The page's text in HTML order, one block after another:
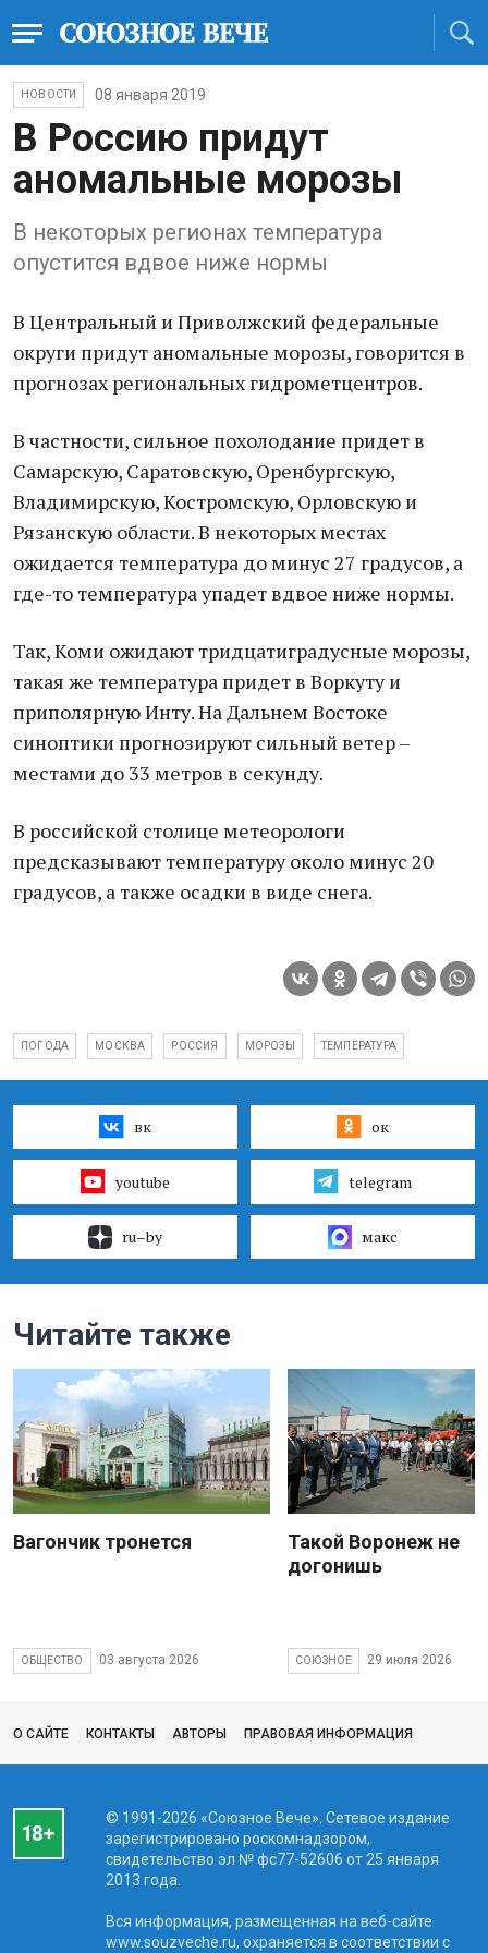
НОВОСТИ 08 января 2019
В Россию придут
аномальные морозы
В некоторых регионах температура
опустится вдвое ниже нормы
В Центральный и Приволжский федеральные
округи придут аномальные морозы, говорится в
прогнозах региональных гидрометцентров.
В частности, сильное похолодание придет в
Самарскую, Саратовскую, Оренбургскую,
Владимирскую, Костромскую, Орловскую и
Рязанскую области. В некоторых местах
ожидается температура до минус 27 градусов, а
где-то температура упадет вдвое ниже нормы.
Так, Коми ожидают тридцатиградусные морозы,
такая же температура придет в Воркуту и
приполярную Инту. На Дальнем Востоке
синоптики прогнозируют сильный ветер –
местами до 33 метров в секунду.
В российской столице метеорологи
предсказывают температуру около минус 20
градусов, а также осадки в виде снега.
ПОГОДА МОСКВА РОССИЯ МОРОЗЫ ТЕМПЕРАТУРА
вк ок
youtube telegram
ru–by макс
Читайте также
Вагончик тронется
ОБЩЕСТВО 03 августа 2026
Такой Воронеж не
догонишь
СОЮЗНОЕ 29 июля 2026
О САЙТЕ КОНТАКТЫ АВТОРЫ ПРАВОВАЯ ИНФОРМАЦИЯ
© 1991-2026 «Союзное Вече». Сетевое издание
зарегистрировано роскомнадзором,
свидетельство эл № фc77-52606 от 25 января
2013 года.
Вся информация, размещенная на веб-сайте
www.souzveche.ru, охраняется в соответствии с